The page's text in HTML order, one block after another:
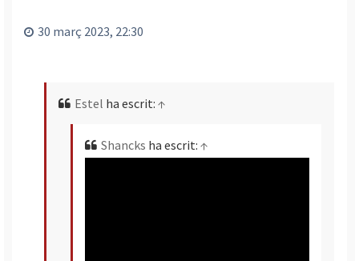
30 març 2023, 22:30
Estel ha escrit: ↑
Shancks ha escrit: ↑